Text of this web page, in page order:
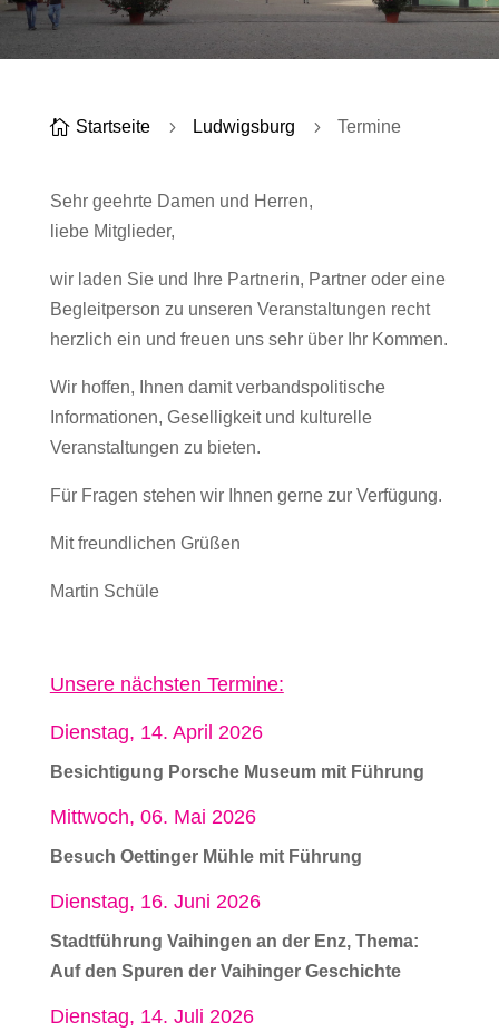
 Startseite 5 Ludwigsburg 5 Termine
Sehr geehrte Damen und Herren,
liebe Mitglieder,
wir laden Sie und Ihre Partnerin, Partner oder eine
Begleitperson zu unseren Veranstaltungen recht
herzlich ein und freuen uns sehr über Ihr Kommen.
Wir hoffen, Ihnen damit verbandspolitische
Informationen, Geselligkeit und kulturelle
Veranstaltungen zu bieten.
Für Fragen stehen wir Ihnen gerne zur Verfügung.
Mit freundlichen Grüßen
Martin Schüle
Unsere nächsten Termine:
Dienstag, 14. April 2026
Besichtigung Porsche Museum mit Führung
Mittwoch, 06. Mai 2026
Besuch Oettinger Mühle mit Führung
Dienstag, 16. Juni 2026
Stadtführung Vaihingen an der Enz, Thema:
Auf den Spuren der Vaihinger Geschichte
Dienstag, 14. Juli 2026